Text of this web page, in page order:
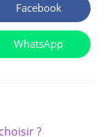
Ouvrir
dans
une
autre
fenêtre
Facebook
Ouvrir
dans
WhatsApp
?